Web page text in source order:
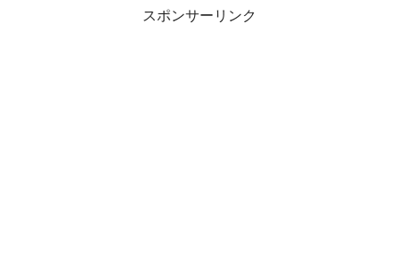
スポンサーリンク